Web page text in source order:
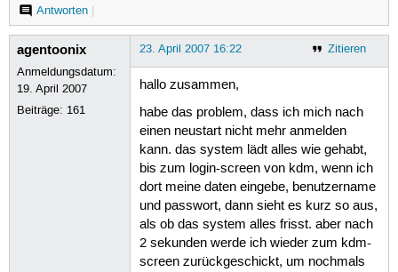
Antworten|
agentoonix
Anmeldungsdatum:
19. April 2007
Beiträge: 161
Zitieren
23. April 2007 16:22
hallo zusammen,
habe das problem, dass ich mich nach
einen neustart nicht mehr anmelden
kann. das system lädt alles wie gehabt,
bis zum login-screen von kdm, wenn ich
dort meine daten eingebe, benutzername
und passwort, dann sieht es kurz so aus,
als ob das system alles frisst. aber nach
2 sekunden werde ich wieder zum kdm-
screen zurückgeschickt, um nochmals